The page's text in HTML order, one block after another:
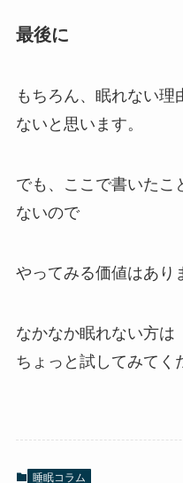
最後に
もちろん、眠れない理
ないと思います。
でも、ここで書いたこ
ないので
やってみる価値はあり
なかなか眠れない方は
ちょっと試してみてく
睡眠コラム